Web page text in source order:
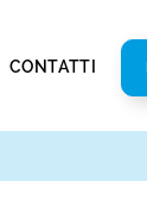
CONTATTI